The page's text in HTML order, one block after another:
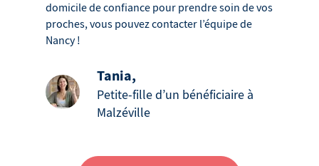
domicile de confiance pour prendre soin de vos
proches, vous pouvez contacter l’équipe de
Nancy !
Tania,
Petite-fille d’un bénéficiaire à
Malzéville